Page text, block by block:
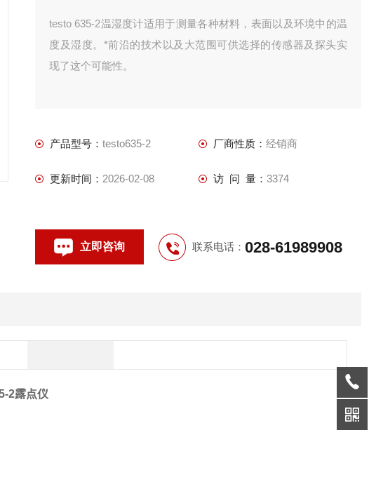
testo 635-2温湿度计适用于测量各种材料，表面以及环境中的温
度及湿度。*前沿的技术以及大范围可供选择的传感器及探头实
现了这个可能性。
产品型号： testo635-2 厂商性质： 经销商
更新时间： 2026-02-08 访 问 量： 3374
立即咨询 联系电话： 028-61989908
2露点仪